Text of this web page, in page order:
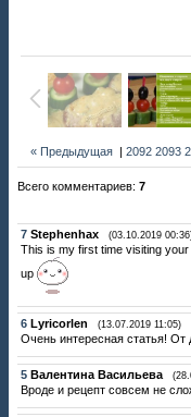
« Предыдущая |2092 2093
Всего комментариев: 7
7 Stephenhax (03.10.2019
This is my first time visiting
up
6 Lyricorlen (13.07.2019 11:05)
Очень интересная статья! От
5 Bалентина Васильева
Вроде и рецепт совсем не